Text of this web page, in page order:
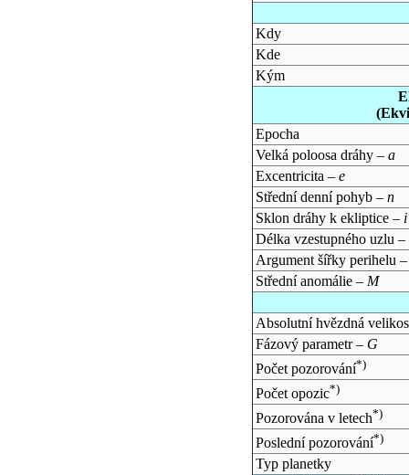
Kdy
Kde
Kým
Epocha
Velká poloosa dráhy – a
Excentricita – e
Střední denní pohyb – n
Sklon dráhy k ekliptice – i
Délka vzestupného uzlu –
Argument šířky perihelu
Střední anomálie – M
Absolutní hvězdná
Fázový parametr – G
Počet pozorování*)
Počet opozic*)
Pozorována v letech*)
Poslední pozorování*)
Typ planetky